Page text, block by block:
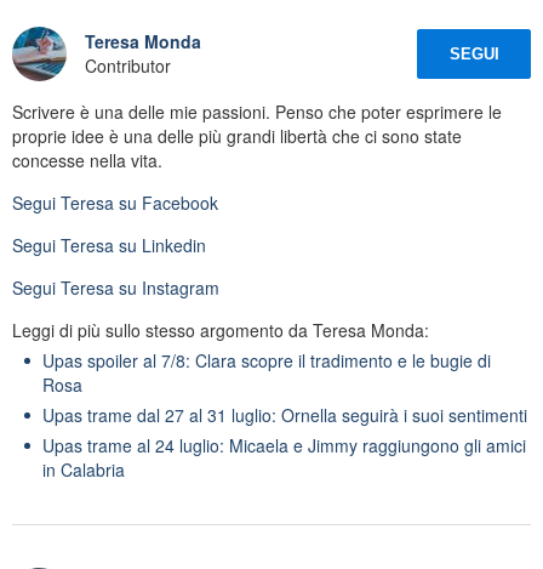
Teresa Monda
Contributor
SEGUI
Scrivere è una delle mie passioni. Penso che poter esprimere le
proprie idee è una delle più grandi libertà che ci sono state
concesse nella vita.
Segui Teresa su Facebook
Segui Teresa su Linkedin
Segui Teresa su Instagram
Leggi di più sullo stesso argomento da Teresa Monda:
Upas spoiler al 7/8: Clara scopre il tradimento e le bugie di
Rosa
Upas trame dal 27 al 31 luglio: Ornella seguirà i suoi sentimenti
Upas trame al 24 luglio: Micaela e Jimmy raggiungono gli amici
in Calabria